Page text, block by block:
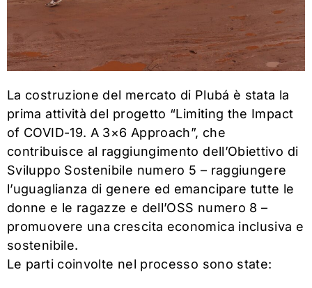
La costruzione del mercato di Plubá è stata la
prima attività del progetto “Limiting the Impact
of COVID-19. A 3×6 Approach”, che
contribuisce al raggiungimento dell’Obiettivo di
Sviluppo Sostenibile numero 5 – raggiungere
l’uguaglianza di genere ed emancipare tutte le
donne e le ragazze e dell’OSS numero 8 –
promuovere una crescita economica inclusiva e
sostenibile.
Le parti coinvolte nel processo sono state: